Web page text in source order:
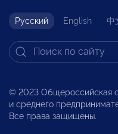
Русский English 中
© 2023 Общероссийская
и среднего
Все права защищены.